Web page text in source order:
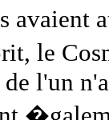
le
l'un